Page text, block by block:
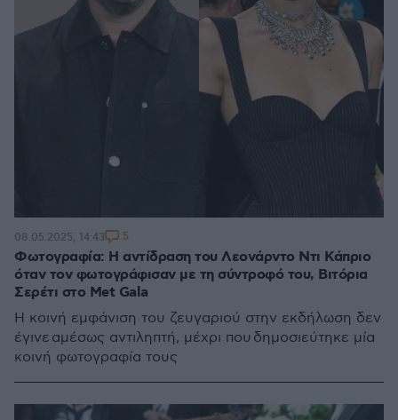
Φωτογραφία: Η αντίδραση του Λεονάρντο Ντι Κάπριο
όταν τον φωτογράφισαν με τη σύντροφό του, Βιτόρια
Σερέτι στο Met Gala
Η κοινή εμφάνιση του ζευγαριού στην εκδήλωση δεν
έγινε αμέσως αντιληπτή, μέχρι που δημοσιεύτηκε μία
κοινή φωτογραφία τους
08.05.2025, 14:43 5